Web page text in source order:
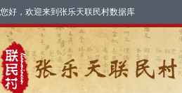
您好，欢迎来到张乐天联民村数据库